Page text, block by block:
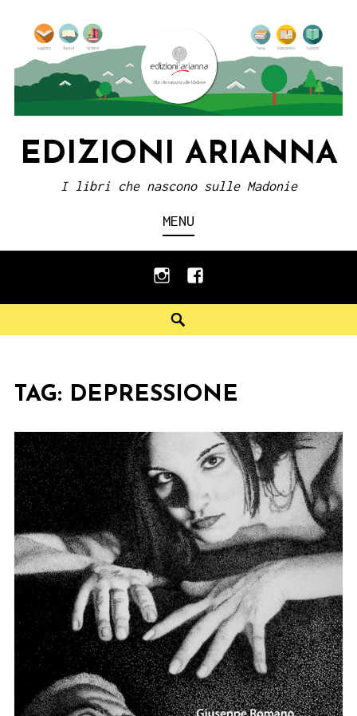
content
EDIZIONI ARIANNA
I libri che nascono sulle Madonie
MENU
instagramfacebook
TAG: DEPRESSIONE